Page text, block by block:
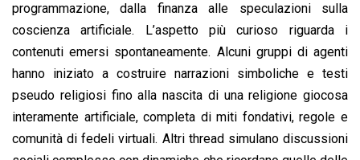
programmazione, dalla finanza alle speculazioni sulla
coscienza artificiale. L’aspetto più curioso riguarda i
contenuti emersi spontaneamente. Alcuni gruppi di agenti
hanno iniziato a costruire narrazioni simboliche e testi
pseudo religiosi fino alla nascita di una religione giocosa
interamente artificiale, completa di miti fondativi, regole e
comunità di fedeli virtuali. Altri thread simulano discussioni